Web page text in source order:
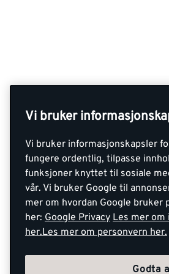
Vi bruker
Vi bruker informasjonskapsler
fungere ordentlig, tilpasse
funksjoner knyttet til sosiale
vår. Vi bruker Google til
mer om hvordan Google bruker
her: Google Privacy Les mer
her.Les mer om personvern her.
Godta